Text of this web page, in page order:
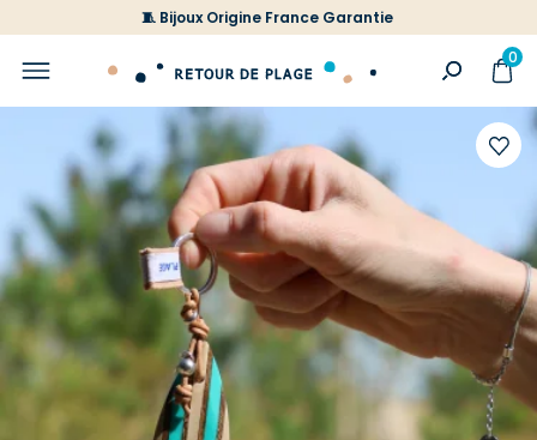
🧵 Bijoux Origine France Garantie
0
votre
liste